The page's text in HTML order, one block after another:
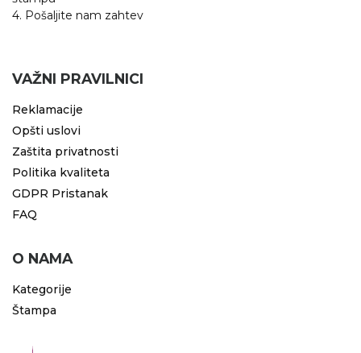
4. Pošaljite nam zahtev
VAŽNI PRAVILNICI
Reklamacije
Opšti uslovi
Zaštita privatnosti
Politika kvaliteta
GDPR Pristanak
FAQ
O NAMA
Kategorije
Štampa